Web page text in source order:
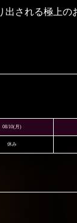
される極上の
08/10(月)
休み